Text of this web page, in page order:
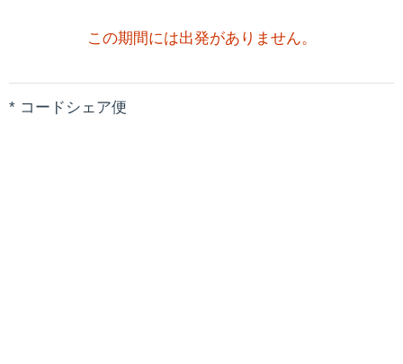
この期間には出発がありません。
* コードシェア便